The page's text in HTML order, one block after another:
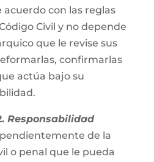
con las reglas
Civil y no depende
que le revise sus
confirmarlas
actúa bajo su
Responsabilidad
de la
o penal que le pueda